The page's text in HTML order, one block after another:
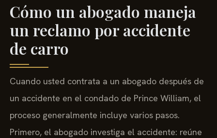
Cómo un abogado maneja
un reclamo por accidente
de carro
Cuando usted contrata a un abogado después de
un accidente en el condado de Prince William, el
proceso generalmente incluye varios pasos.
Primero, el abogado investiga el accidente: reúne